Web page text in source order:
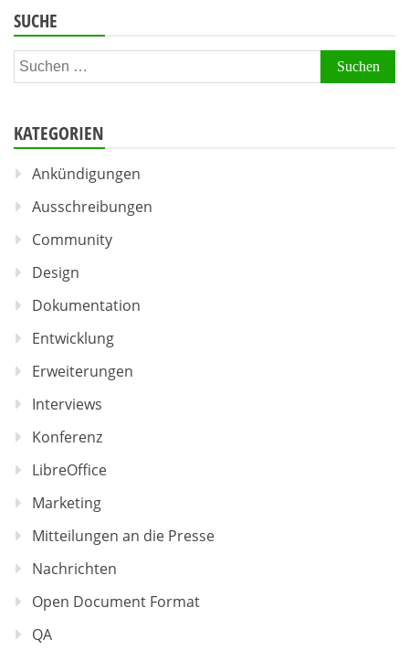
SUCHE
Suchen
nach:
KATEGORIEN
Ankündigungen
Ausschreibungen
Community
Design
Dokumentation
Entwicklung
Erweiterungen
Interviews
Konferenz
LibreOffice
Marketing
Mitteilungen an die Presse
Nachrichten
Open Document Format
QA